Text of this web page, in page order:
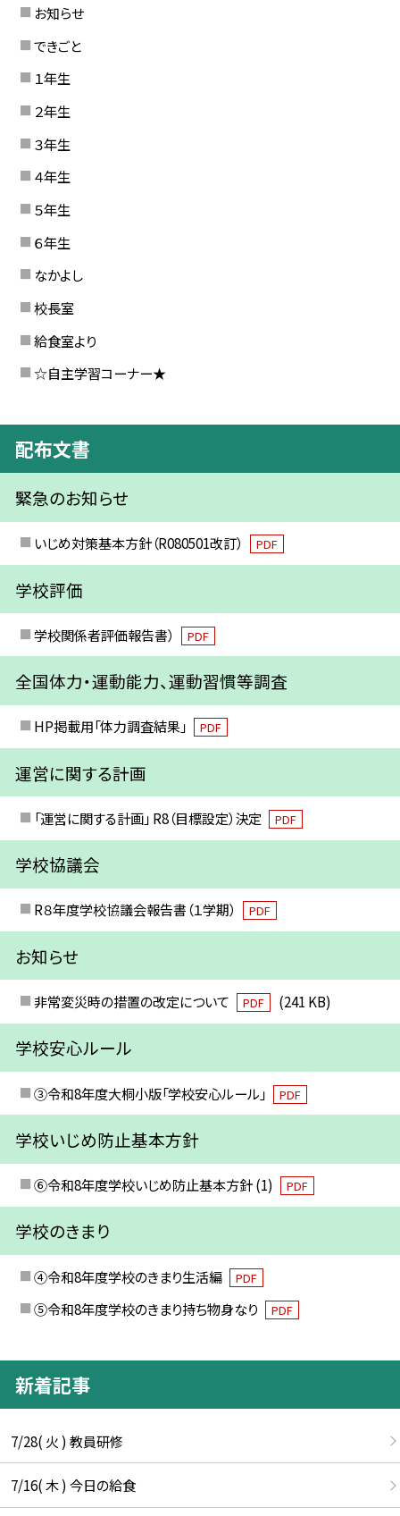
お知らせ
できごと
１年生
２年生
３年生
４年生
５年生
６年生
なかよし
校長室
給食室より
☆自主学習コーナー★
配布文書
緊急のお知らせ
いじめ対策基本方針（R080501改訂） PDF
学校評価
学校関係者評価報告書） PDF
全国体力・運動能力、運動習慣等調査
HP掲載用「体力調査結果」 PDF
運営に関する計画
「運営に関する計画」 R8（目標設定）決定 PDF
学校協議会
R８年度学校協議会報告書（１学期） PDF
お知らせ
非常変災時の措置の改定について PDF (241 KB)
学校安心ルール
③令和8年度大桐小版「学校安心ルール」 PDF
学校いじめ防止基本方針
⑥令和8年度学校いじめ防止基本方針 (1) PDF
学校のきまり
④令和8年度学校のきまり生活編 PDF
⑤令和8年度学校のきまり持ち物身なり PDF
新着記事
7/28( 火 ) 教員研修
7/16( 木 ) 今日の給食